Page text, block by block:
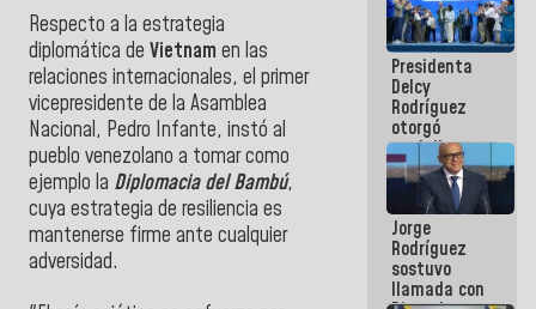
‎Respecto a la estrategia
diplomática de Vietnam en las
relaciones internacionales, el primer
vicepresidente de la Asamblea
Nacional, Pedro Infante, instó al
pueblo venezolano a tomar como
ejemplo la Diplomacia del Bambú,
cuya estrategia de resiliencia es
mantenerse firme ante cualquier
adversidad.
mantenimiento
e inspección
en la Línea 2
Presidenta
Delcy
Rodríguez
otorgó
medalla
"Héroe de
Venezuela"
a servidores
públicos
Jorge
Rodríguez
sostuvo
llamada con